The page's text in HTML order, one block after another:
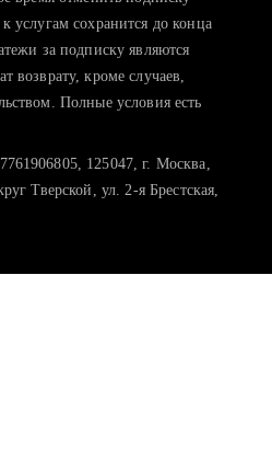
услугам сохранится до конца
за подписку являются
возврату, кроме случаев,
Полные условия есть
125047, г. Москва,
Тверской, ул. 2-я Брестская,